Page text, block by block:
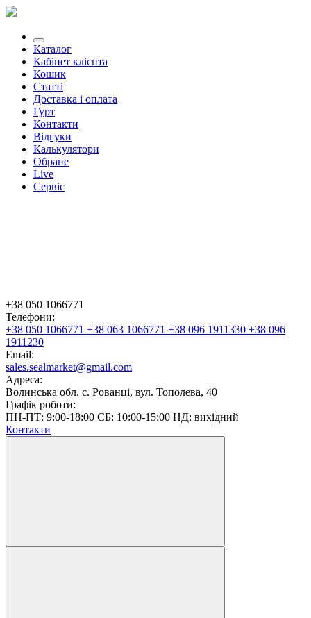
Каталог
Кабінет клієнта
Кошик
Статті
Доставка і оплата
Гурт
Контакти
Відгуки
Калькулятори
Обране
Live
Сервіс
+38 050 1066771
Телефони:
+38 050 1066771 +38 063 1066771 +38 096 1911330 +38 096
1911230
Email:
sales.sealmarket@gmail.com
Адреса:
Волинська обл. с. Рованці, вул. Тополева, 40
Графік роботи:
ПН-ПТ: 9:00-18:00 СБ: 10:00-15:00 НД: вихідний
Контакти